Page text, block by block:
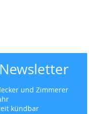
und Zimmerer
kündbar